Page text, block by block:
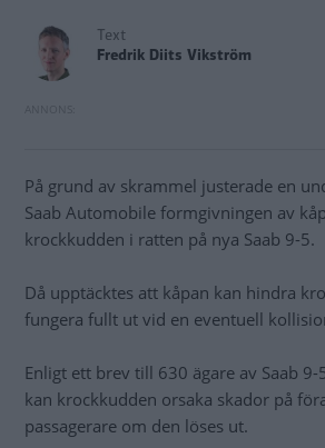
Text
Fredrik Diits Vikström
På grund av skrammel justerade en
Saab Automobile formgivningen av
krockkudden i ratten på nya Saab 9-5.
Då upptäcktes att kåpan kan hindra
fungera fullt ut vid en eventuell
Enligt ett brev till 630 ägare av Saab
kan krockkudden orsaka skador på
passagerare om den löses ut.